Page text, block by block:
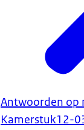
Antwoorden op
Kamerstuk12-